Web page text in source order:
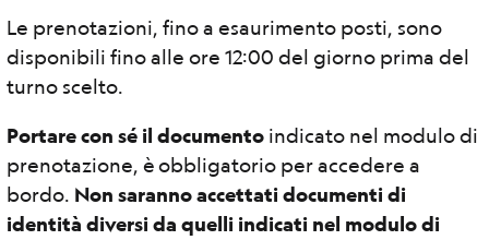
Le prenotazioni, fino a esaurimento posti, sono
disponibili fino alle ore 12:00 del giorno prima del
turno scelto.
Portare con sé il documento indicato nel modulo di
prenotazione, è obbligatorio per accedere a
bordo. Non saranno accettati documenti di
identità diversi da quelli indicati nel modulo di